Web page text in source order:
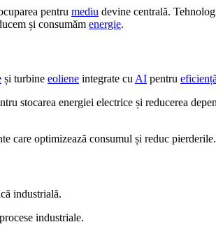
pentru mediu devine centrală.
și consumăm energie.
și turbine eoliene integrate cuAI pentru
stocarea energiei electrice și reducerea
care optimizează consumul și reduc pierderile.
industrială.
industriale.